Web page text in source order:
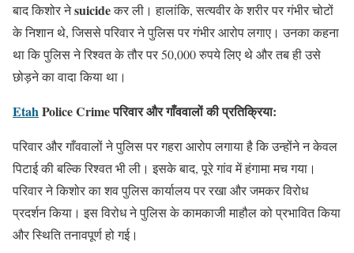
बाद किशोर नेsuicideकर ली। हालांकि, सत्यवीर के शरीर पर गंभीर चोटों
के निशान थे, जिससे परिवार ने पुलिस पर गंभीर आरोप लगाए। उनका कहना
था कि पुलिस ने रिश्वत के तौर पर 50,000 रुपये लिए थे और तब ही उसे
छोड़ने का वादा किया था।
EtahPolice Crime परिवार और गाँववालों की प्रतिक्रिया:
परिवार और गाँववालों ने पुलिस पर गहरा आरोप लगाया है कि उन्होंने न केवल
पिटाई की बल्कि रिश्वत भी ली। इसके बाद, पूरे गांव में हंगामा मच गया।
परिवार ने किशोर का शव पुलिस कार्यालय पर रखा और जमकर विरोध
प्रदर्शन किया। इस विरोध ने पुलिस के कामकाजी माहौल को प्रभावित किया
और स्थिति तनावपूर्ण हो गई।